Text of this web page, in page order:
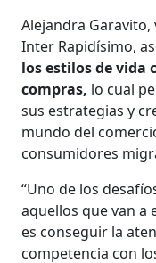
Alejandra
Inter Rapidísimo,
los estilos de vida
compras, lo cual
sus estrategias y
mundo del
consumidores
“Uno de los
aquellos que van a
es conseguir la
competencia con